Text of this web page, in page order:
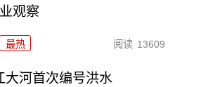
业观察
最热 阅读 13609
大河首次编号洪水